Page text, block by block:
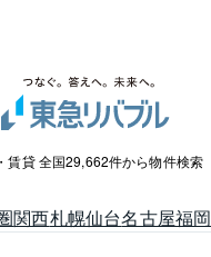
賃貸 全国29,662件から物件検索
関西札幌仙台名古屋福岡